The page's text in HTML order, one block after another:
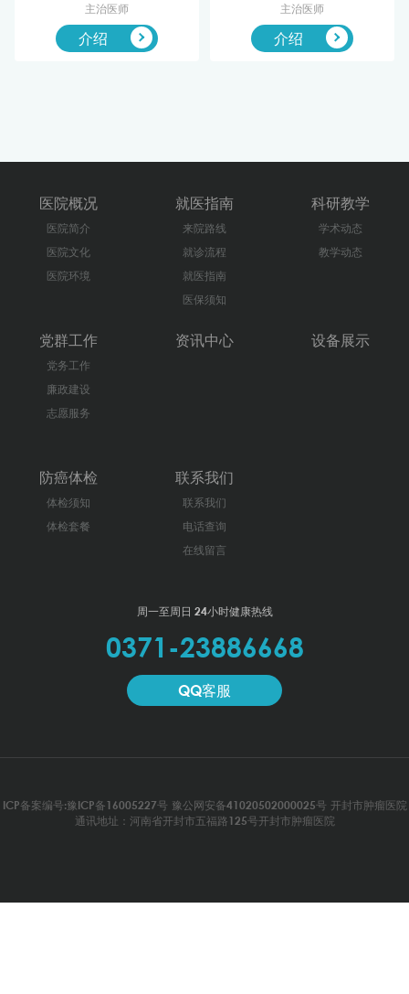
主治医师
介绍 
主治医师
介绍 
医院概况
医院简介
医院文化
医院环境
就医指南
来院路线
就诊流程
就医指南
医保须知
科研教学
学术动态
教学动态
党群工作
党务工作
廉政建设
志愿服务
资讯中心 设备展示
防癌体检
体检须知
体检套餐
联系我们
联系我们
电话查询
在线留言
周一至周日 24小时健康热线
0371-23886668
QQ客服
ICP备案编号:豫ICP备16005227号 豫公网安备41020502000025号 开封市肿瘤医院
通讯地址：河南省开封市五福路125号开封市肿瘤医院